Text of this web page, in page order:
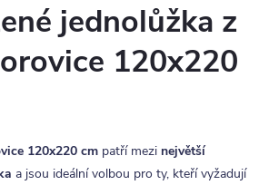
jednolůžka z
120x220
120x220 cm patří mezi největší
a jsou ideální volbou pro ty, kteří vyžadují